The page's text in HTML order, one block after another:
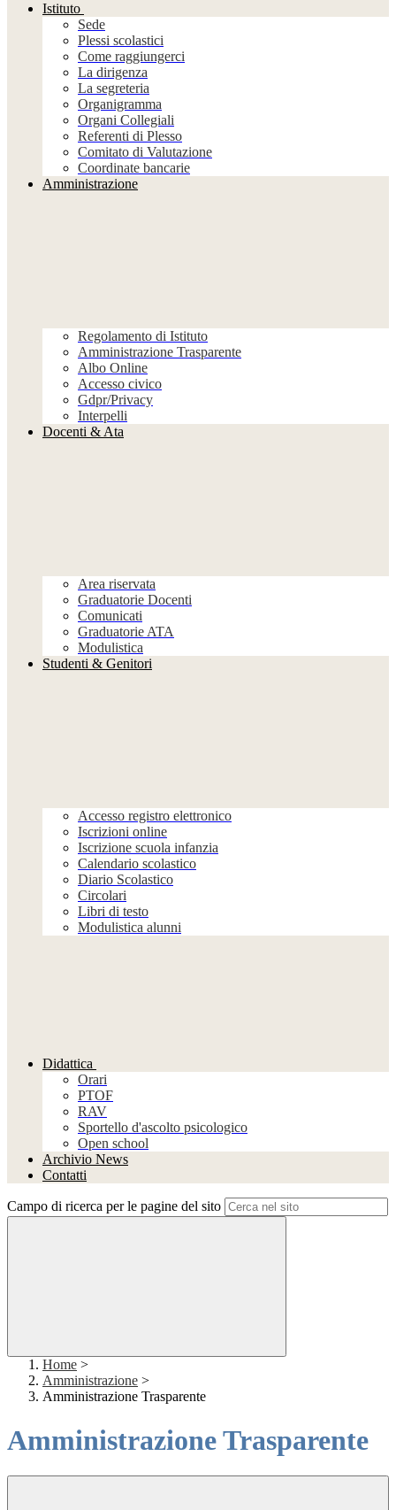
Istituto
Sede
Plessi scolastici
Come raggiungerci
La dirigenza
La segreteria
Organigramma
Organi Collegiali
Referenti di Plesso
Comitato di Valutazione
Coordinate bancarie
Amministrazione
Regolamento di Istituto
Amministrazione Trasparente
Albo Online
Accesso civico
Gdpr/Privacy
Interpelli
Docenti & Ata
Area riservata
Graduatorie Docenti
Comunicati
Graduatorie ATA
Modulistica
Studenti & Genitori
Accesso registro elettronico
Iscrizioni online
Iscrizione scuola infanzia
Calendario scolastico
Diario Scolastico
Circolari
Libri di testo
Modulistica alunni
Didattica
Orari
PTOF
RAV
Sportello d'ascolto psicologico
Open school
Archivio News
Contatti
Campo di ricerca per le pagine del sito
Home >
Amministrazione >
Amministrazione Trasparente
Amministrazione Trasparente